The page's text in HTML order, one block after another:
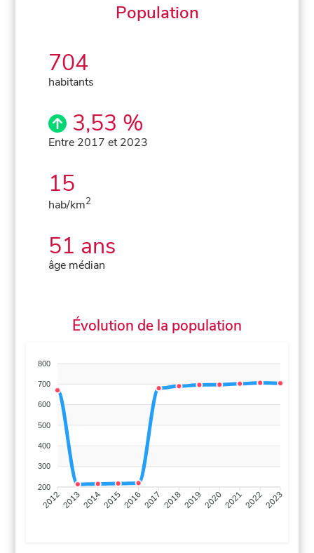
Population
704
habitants
3,53 %
Entre 2017 et 2023
15
hab/km2
51 ans
âge médian
Évolution de la population
800
700
600
500
400
300
200
201220132014201520162017 20182019 2020202120222023